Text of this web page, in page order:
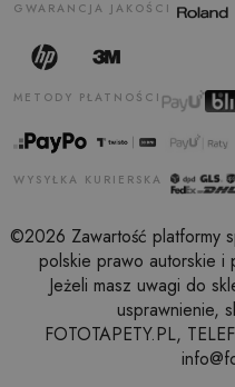
GWARANCJA JAKOŚCI
WYSYŁKA KURIERSKA
METODY PŁATNOŚCI
©2026 Zawartość platformy
polskie prawo autorskie i
Jeżeli masz uwagi do
usprawnienie,
FOTOTAPETY.PL,